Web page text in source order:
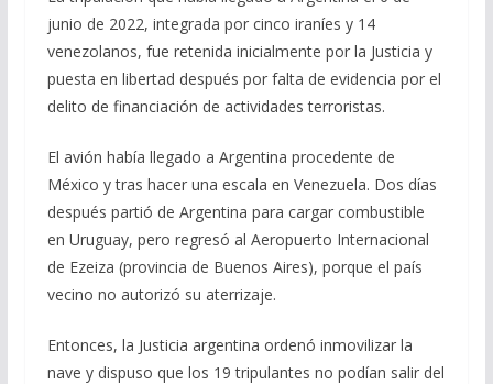
junio de 2022, integrada por cinco iraníes y 14
venezolanos, fue retenida inicialmente por la Justicia y
puesta en libertad después por falta de evidencia por el
delito de financiación de actividades terroristas.
El avión había llegado a Argentina procedente de
México y tras hacer una escala en Venezuela. Dos días
después partió de Argentina para cargar combustible
en Uruguay, pero regresó al Aeropuerto Internacional
de Ezeiza (provincia de Buenos Aires), porque el país
vecino no autorizó su aterrizaje.
Entonces, la Justicia argentina ordenó inmovilizar la
nave y dispuso que los 19 tripulantes no podían salir del